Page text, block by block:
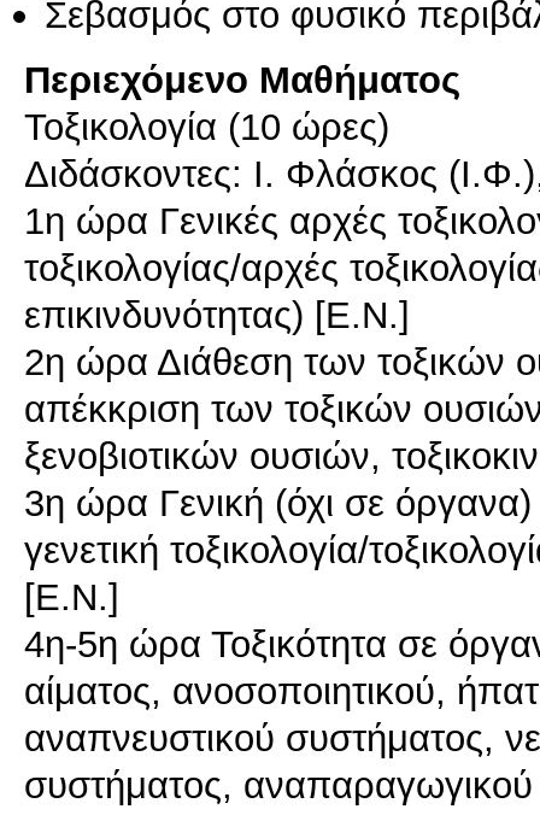
Σεβασμός στο φυσικό
Περιεχόμενο Μαθήματος
Τοξικολογία (10 ώρες)
Διδάσκοντες: Ι. Φλάσκος
1η ώρα Γενικές αρχές
τοξικολογίας/αρχές
επικινδυνότητας) [Ε.Ν.]
2η ώρα Διάθεση των τοξικών
απέκκριση των τοξικών
ξενοβιοτικών ουσιών,
3η ώρα Γενική (όχι σε όργανα)
γενετική τοξικολογία/
[Ε.Ν.]
4η-5η ώρα Τοξικότητα σε
αίματος, ανοσοποιητικού,
αναπνευστικού συστήματος,
συστήματος, αναπαραγωγικού